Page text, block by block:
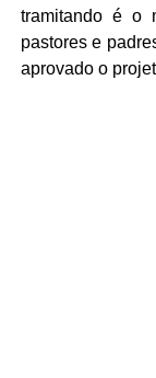
tramitando é o
pastores e
aprovado o